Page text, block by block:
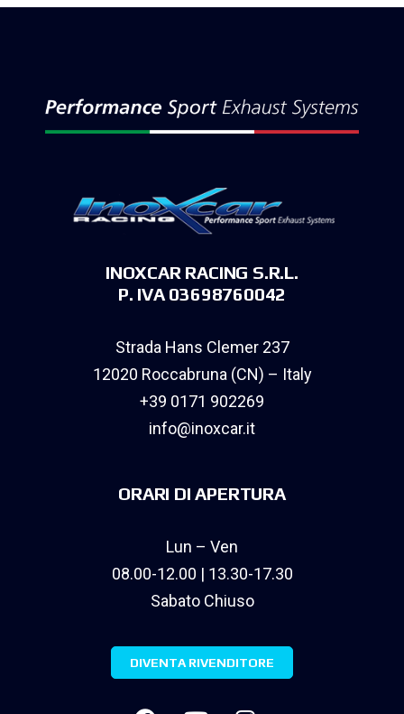
INOXCAR RACING S.R.L.
P. IVA 03698760042
Strada Hans Clemer 237
12020 Roccabruna (CN) – Italy
+39 0171 902269
info@inoxcar.it
ORARI DI APERTURA
Lun – Ven
08.00-12.00 | 13.30-17.30
Sabato Chiuso
DIVENTA RIVENDITORE